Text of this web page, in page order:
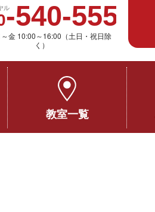
金 10:00～16:00（土日・祝日除
く）
教室一覧